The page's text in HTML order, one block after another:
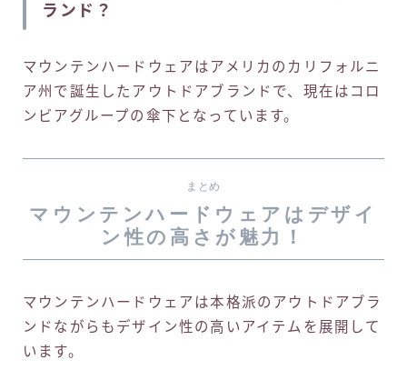
ランド？
マウンテンハードウェアはアメリカのカリフォルニ
ア州で誕生したアウトドアブランドで、現在はコロ
ンビアグループの傘下となっています。
まとめ
マウンテンハードウェアはデザイ
ン性の高さが魅力！
マウンテンハードウェアは本格派のアウトドアブラ
ンドながらもデザイン性の高いアイテムを展開して
います。